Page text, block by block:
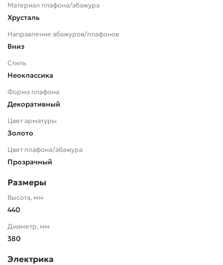
Материал плафона/абажура
Хрусталь
Направление абажуров/плафонов
Вниз
Стиль
Неоклассика
Форма плафона
Декоративный
Цвет арматуры
Золото
Цвет плафона/абажура
Прозрачный
Размеры
Высота, мм
440
Диаметр, мм
380
Электрика